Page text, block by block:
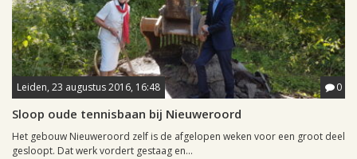
Leiden, 23 augustus 2016, 16:48 0
Sloop oude tennisbaan bij Nieuweroord
Het gebouw Nieuweroord zelf is de afgelopen weken voor een groot deel
gesloopt. Dat werk vordert gestaag en...